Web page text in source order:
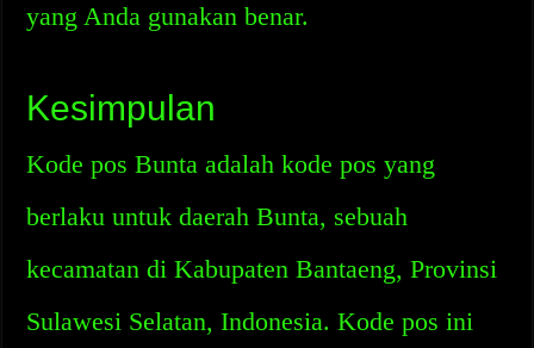
yang Anda gunakan benar.
Kesimpulan
Kode pos Bunta adalah kode pos yang
berlaku untuk daerah Bunta, sebuah
kecamatan di Kabupaten Bantaeng, Provinsi
Sulawesi Selatan, Indonesia. Kode pos ini